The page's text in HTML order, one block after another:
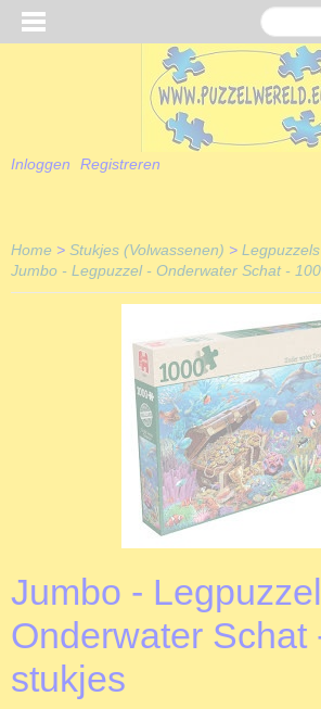
Inloggen Registreren
Home > Stukjes (Volwassenen) >
Jumbo - Legpuzzel - Onderwater Schat -
Jumbo -
Onderwater Schat
stukjes